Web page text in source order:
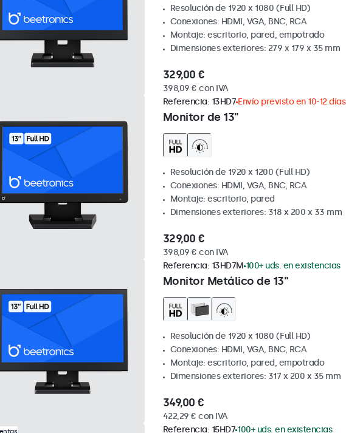
Resolución de 1920 x 1080 (Full HD)
Conexiones: HDMI, VGA, BNC, RCA
Montaje: escritorio, pared, empotrado
Dimensiones exteriores: 279 x 179 x 35 mm
329,00 €
398,09 € con IVA
Monitor de 13"
Referencia: 13HD7 Envío previsto en 10-12 días
Resolución de 1920 x 1200 (Full HD)
Conexiones: HDMI, VGA, BNC, RCA
Montaje: escritorio, pared
Dimensiones exteriores: 318 x 200 x 33 mm
329,00 €
398,09 € con IVA
Monitor Metálico de 13"
Referencia: 13HD7M 100+ uds. en existencias
Resolución de 1920 x 1080 (Full HD)
Conexiones: HDMI, VGA, BNC, RCA
Montaje: escritorio, pared, empotrado
Dimensiones exteriores: 317 x 200 x 35 mm
349,00 €
422,29 € con IVA
Referencia: 15HD7 100+ uds. en existencias